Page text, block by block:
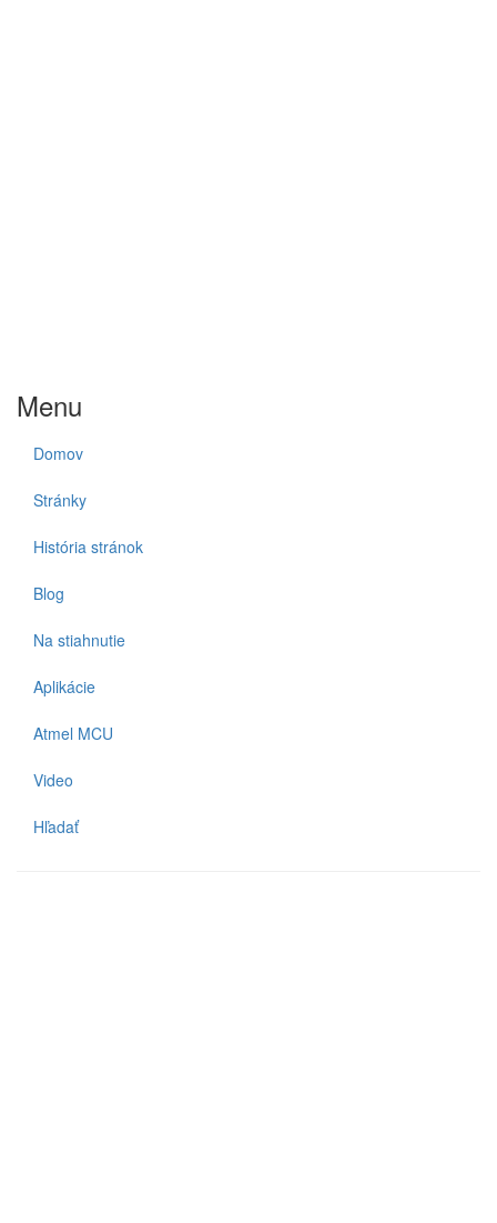
Menu
Domov
Stránky
História stránok
Blog
Na stiahnutie
Aplikácie
Atmel MCU
Video
Hľadať